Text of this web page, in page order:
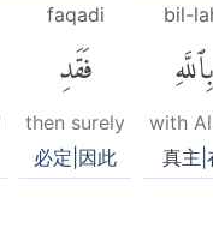
bil-
بِٱللَّهِ
with
真主|
faqadi
فَقَدِ
then surely
必定|因此